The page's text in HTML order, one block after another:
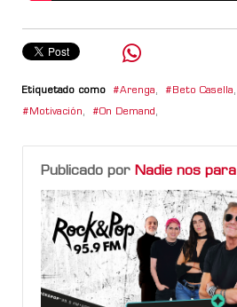
Etiquetado como Arenga, Beto Casella,
Motivación, On Demand ,
Publicado por Nadie nos para